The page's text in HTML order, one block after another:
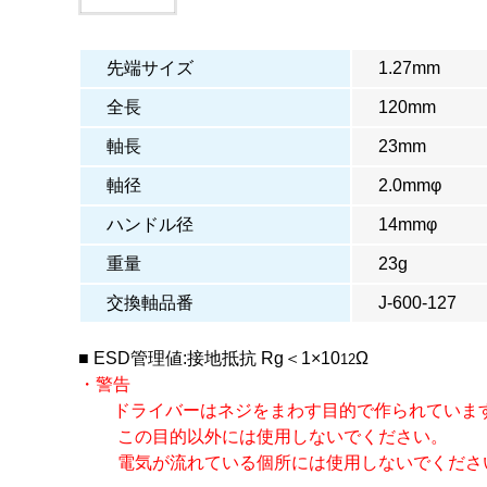
先端サイズ 1.27mm
全長 120mm
軸長 23mm
軸径 2.0mmφ
ハンドル径 14mmφ
重量 23g
交換軸品番 J-600-127
■ ESD管理値:接地抵抗 Rg＜1×1012Ω
・警告
ドライバーはネジをまわす目的で作られていま
この目的以外には使用しないでください。
電気が流れている個所には使用しないでくださ